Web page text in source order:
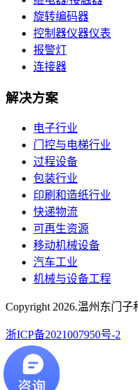
旋转编码器
控制器仪器仪表
报警灯
连接器
解决方案
电子行业
门控与电梯行业
过程设备
包装行业
印刷和造纸行业
快递物流
可再生资源
移动机械设备
汽车工业
机械与设备工程
Copyright2026.温州东门子
浙ICP备2021007950号-2